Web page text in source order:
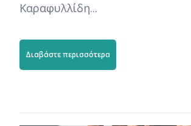
Καραφυλλίδη...
Διαβάστε περισσότερα